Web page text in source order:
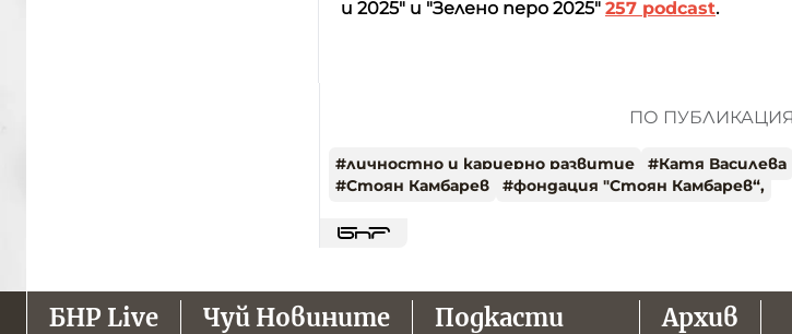
и 2025" и "Зелено перо 2025" 257 podcast.
ПО
#личностно и кариерно развитие #Катя Василева
#Стоян Камбарев #фондация "Стоян Камбарев“,
БНР Live Чуй Новините Подкасти
Архив